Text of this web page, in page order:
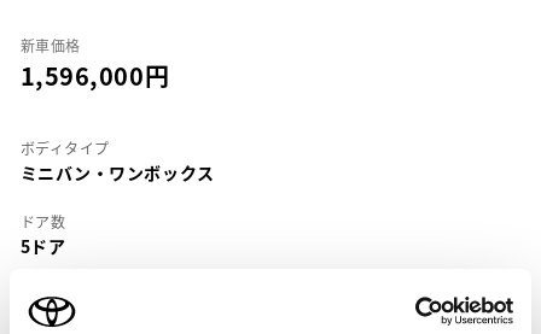
新車価格
1,596,000
ボディタイプ
ミニバン・ワンボックス
ドア数
5ドア
乗車定員
5名